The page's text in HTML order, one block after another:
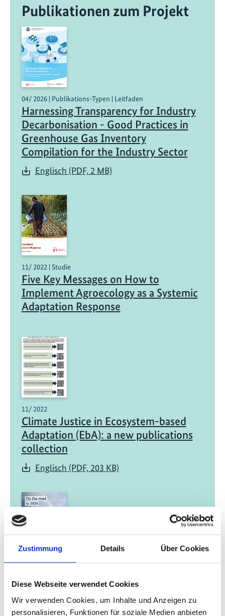
Zustimmung Details Über Cookies
Diese Webseite verwendet Cookies
Wir verwenden Cookies, um Inhalte und Anzeigen zu
personalisieren, Funktionen für soziale Medien anbieten
Publikationen zum Projekt
04/ 2026 | Publikations-Typen | Leitfaden
Harnessing Transparency for Industry
Decarbonisation - Good Practices in
Greenhouse Gas Inventory
Compilation for the Industry Sector
Englisch (PDF, 2 MB)
11/ 2022 | Studie
Five Key Messages on How to
Implement Agroecology as a Systemic
Adaptation Response
11/ 2022
Climate Justice in Ecosystem-based
Adaptation (EbA): a new publications
collection
Englisch (PDF, 203 KB)
11/ 2022 | Studie
effective NDC update support
Englisch (PDF, 9 MB)